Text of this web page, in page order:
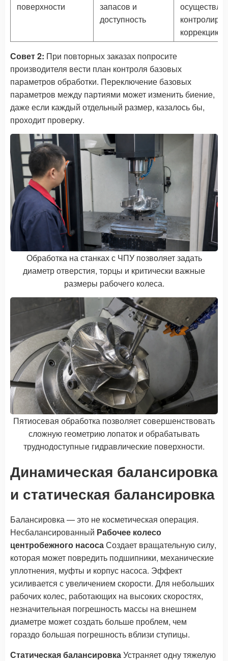
поверхности
запасов и
доступность
коррекцию
Совет 2: При повторных заказах попросите
производителя вести план контроля базовых
параметров обработки. Переключение базовых
параметров между партиями может изменить биение,
даже если каждый отдельный размер, казалось бы,
проходит проверку.
Обработка на станках с ЧПУ позволяет задать
диаметр отверстия, торцы и критически важные
размеры рабочего колеса.
Пятиосевая обработка позволяет совершенствовать
сложную геометрию лопаток и обрабатывать
труднодоступные гидравлические поверхности.
Динамическая балансировка
и статическая балансировка
Балансировка — это не косметическая операция.
Несбалансированный Рабочее колесо
центробежного насосаСоздает вращательную силу,
которая может повредить подшипники, механические
уплотнения, муфты и корпус насоса. Эффект
усиливается с увеличением скорости. Для небольших
рабочих колес, работающих на высоких скоростях,
незначительная погрешность массы на внешнем
диаметре может создать больше проблем, чем
гораздо большая погрешность вблизи ступицы.
Статическая балансировкаУстраняет одну тяжелую